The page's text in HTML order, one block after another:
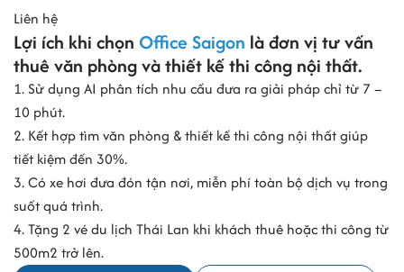
Liên hệ
Lợi ích khi chọn Office Saigon là đơn vị tư vấn
thuê văn phòng và thiết kế thi công nội thất.
1. Sử dụng AI phân tích nhu cầu đưa ra giải pháp chỉ từ 7 –
10 phút.
2. Kết hợp tìm văn phòng & thiết kế thi công nội thất giúp
tiết kiệm đến 30%.
3. Có xe hơi đưa đón tận nơi, miễn phí toàn bộ dịch vụ trong
suốt quá trình.
4. Tặng 2 vé du lịch Thái Lan khi khách thuê hoặc thi công từ
500m2 trở lên.